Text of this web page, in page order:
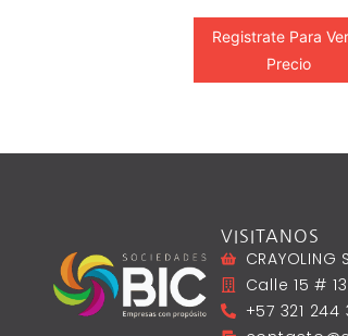
Registrate Para
Precio
VISITANOS
CRAYOLING
Calle 15 #
+57 321 244